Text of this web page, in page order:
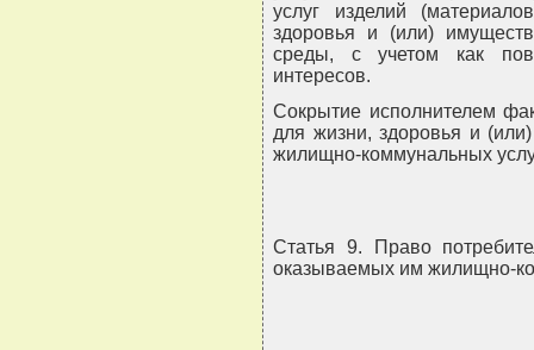
услуг изделий
здоровья и (или)
среды, с учетом как
интересов.
Сокрытие исполнителем
для жизни, здоровья и
жилищно-коммунальных
Статья 9. Право
оказываемых им жилищно-